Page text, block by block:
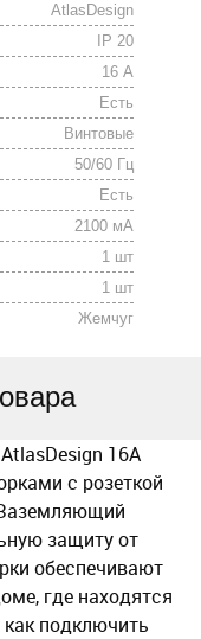
AtlasDesign
IP 20
16 А
Есть
Винтовые
50/60 Гц
Есть
2100 мА
1 шт
1 шт
Жемчуг
16А
с розеткой
защиту от
обеспечивают
где находятся
подключить